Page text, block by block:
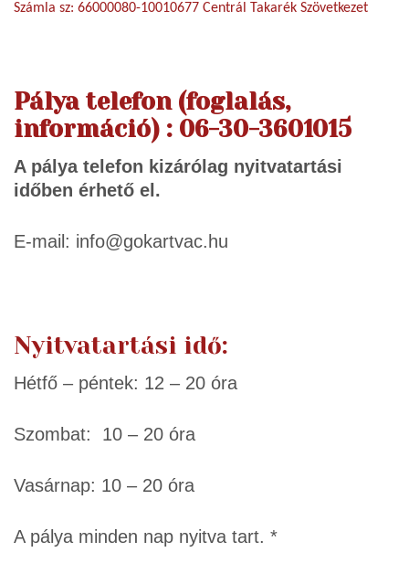
Számla sz: 66000080-10010677 Centrál Takarék Szövetkezet
Pálya telefon (foglalás,
információ) : 06-30-3601015
A pálya telefon kizárólag nyitvatartási
időben érhető el.
E-mail: info@gokartvac.hu
Nyitvatartási idő:
Hétfő – péntek: 12 – 20 óra
Szombat: 10 – 20 óra
Vasárnap: 10 – 20 óra
A pálya minden nap nyitva tart. *